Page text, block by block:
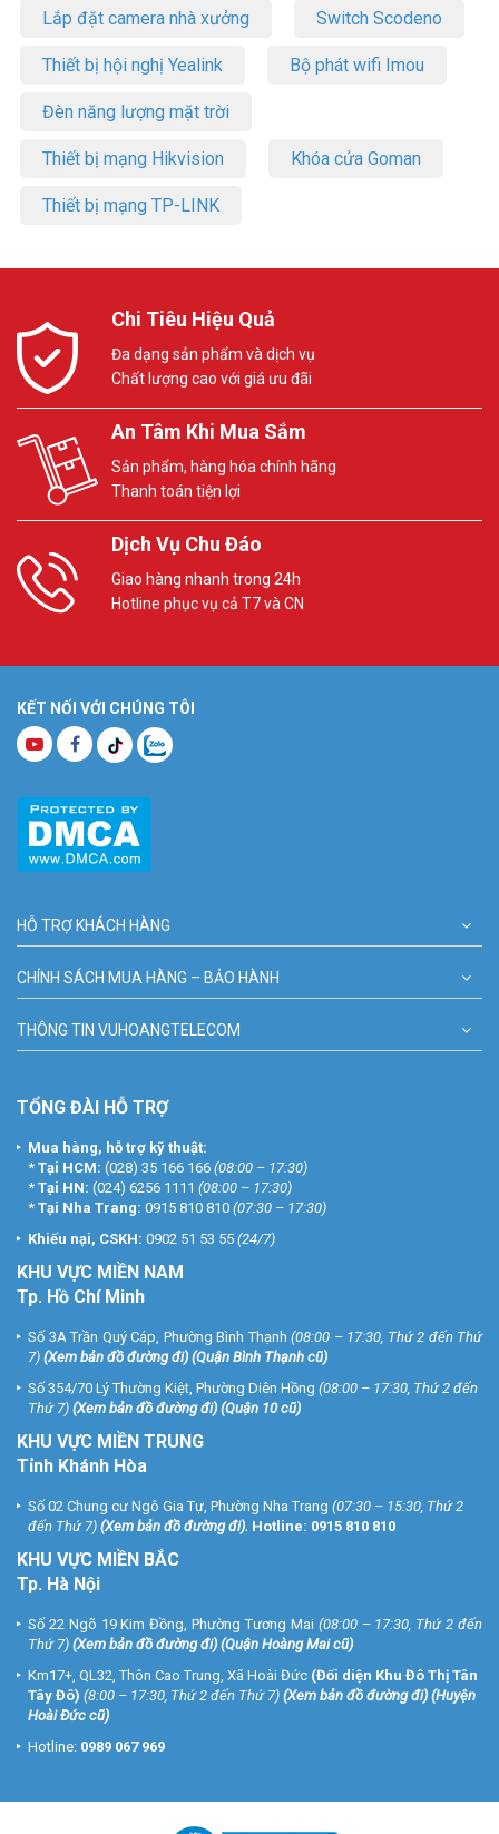
Lắp đặt camera nhà xưởng Switch Scodeno
Thiết bị hội nghị Yealink Bộ phát wifi Imou
Đèn năng lượng mặt trời
Thiết bị mạng Hikvision Khóa cửa Goman
Thiết bị mạng TP-LINK
Chi Tiêu Hiệu Quả
Đa dạng sản phẩm và dịch vụ
Chất lượng cao với giá ưu đãi
An Tâm Khi Mua Sắm
Sản phẩm, hàng hóa chính hãng
Thanh toán tiện lợi
Dịch Vụ Chu Đáo
Giao hàng nhanh trong 24h
Hotline phục vụ cả T7 và CN
KẾT NỐI VỚI CHÚNG TÔI
HỖ TRỢ KHÁCH HÀNG
CHÍNH SÁCH MUA HÀNG – BẢO HÀNH
THÔNG TIN VUHOANGTELECOM
TỔNG ĐÀI HỖ TRỢ
Mua hàng, hỗ trợ kỹ thuật:
* Tại HCM: (028) 35 166 166 (08:00 – 17:30)
* Tại HN: (024) 6256 1111 (08:00 – 17:30)
* Tại Nha Trang: 0915 810 810 (07:30 – 17:30)
Khiếu nại, CSKH: 0902 51 53 55 (24/7)
KHU VỰC MIỀN NAM
Tp. Hồ Chí Minh
Số 3A Trần Quý Cáp, Phường Bình Thạnh (08:00 – 17:30, Thứ 2 đến Thứ
7) (Xem bản đồ đường đi) (Quận Bình Thạnh cũ)
Số 354/70 Lý Thường Kiệt, Phường Diên Hồng (08:00 – 17:30, Thứ 2 đến
Thứ 7) (Xem bản đồ đường đi) (Quận 10 cũ)
KHU VỰC MIỀN TRUNG
Tỉnh Khánh Hòa
Số 02 Chung cư Ngô Gia Tự, Phường Nha Trang (07:30 – 15:30, Thứ 2
đến Thứ 7) (Xem bản đồ đường đi). Hotline: 0915 810 810
KHU VỰC MIỀN BẮC
Tp. Hà Nội
Số 22 Ngõ 19 Kim Đồng, Phường Tương Mai (08:00 – 17:30, Thứ 2 đến
Thứ 7) (Xem bản đồ đường đi) (Quận Hoàng Mai cũ)
Km17+, QL32, Thôn Cao Trung, Xã Hoài Đức (Đối diện Khu Đô Thị Tân
Tây Đô) (8:00 – 17:30, Thứ 2 đến Thứ 7) (Xem bản đồ đường đi) (Huyện
Hoài Đức cũ)
Hotline: 0989 067 969